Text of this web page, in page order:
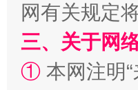
网有关规定
三、关于网
① 本网注明